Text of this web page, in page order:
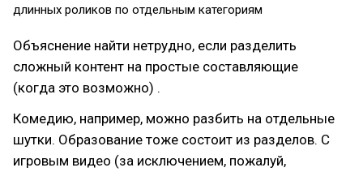
длинных роликов по отдельным категориям
Объяснение найти нетрудно, если разделить
сложный контент на простые составляющие
(когда это возможно) .
Комедию, например, можно разбить на отдельные
шутки. Образование тоже состоит из разделов. С
игровым видео (за исключением, пожалуй,